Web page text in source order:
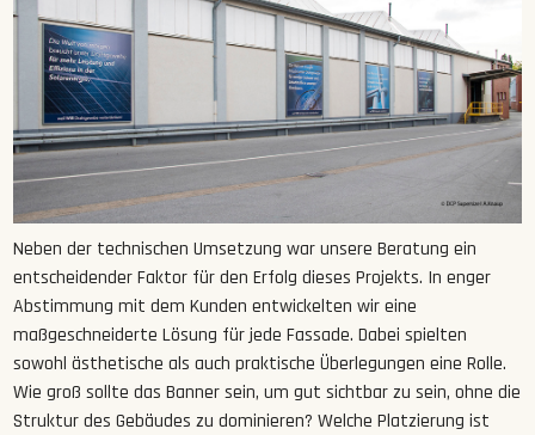
Neben der technischen Umsetzung war unsere Beratung ein
entscheidender Faktor für den Erfolg dieses Projekts. In enger
Abstimmung mit dem Kunden entwickelten wir eine
maßgeschneiderte Lösung für jede Fassade. Dabei spielten
sowohl ästhetische als auch praktische Überlegungen eine Rolle.
Wie groß sollte das Banner sein, um gut sichtbar zu sein, ohne die
Struktur des Gebäudes zu dominieren? Welche Platzierung ist